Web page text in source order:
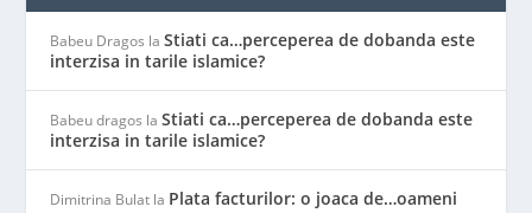
Babeu Dragos laStiati ca…perceperea de dobanda este
interzisa in tarile islamice?
Babeu dragos laStiati ca…perceperea de dobanda este
interzisa in tarile islamice?
Dimitrina Bulat la Plata facturilor: o joaca de…oameni